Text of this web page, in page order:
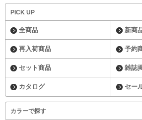
PICK UP
全商品 新商
再入荷商品 予約
セット商品 雑誌
カタログ セー
カラーで探す